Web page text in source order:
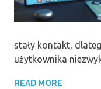
stały kontakt,
użytkownika
READ MORE